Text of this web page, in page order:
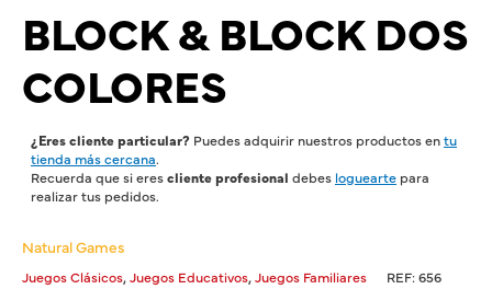
BLOCK & BLOCK DOS
COLORES
¿Eres cliente particular? Puedes adquirir nuestros productos entu
tienda más cercana.
Recuerda que si erescliente profesional debes loguearte para
realizar tus pedidos.
Natural Games
Juegos Clásicos,Juegos Educativos,Juegos Familiares REF:656